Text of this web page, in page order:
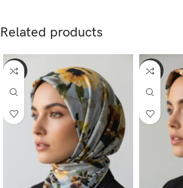
Related products
-65% -65%